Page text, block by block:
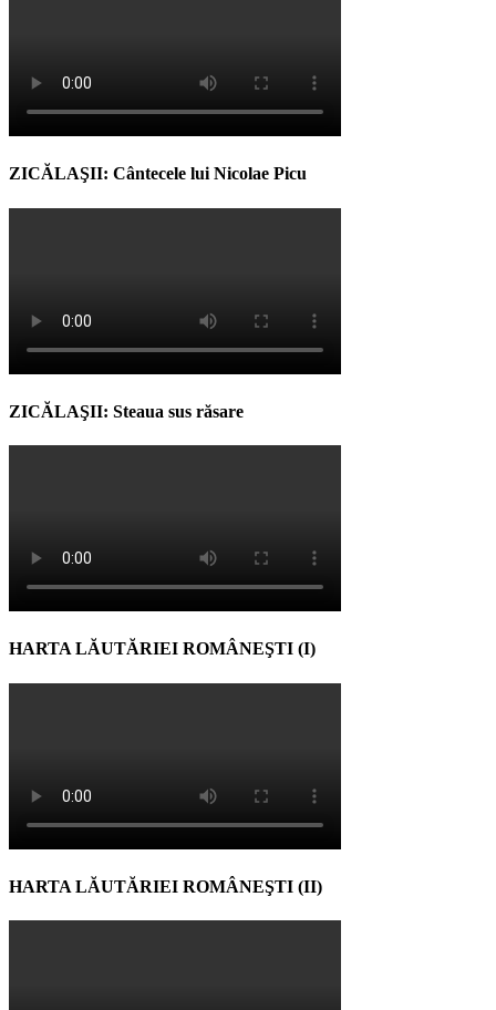
ZICĂLAŞII: Cântecele lui Nicolae Picu
ZICĂLAŞII: Steaua sus răsare
HARTA LĂUTĂRIEI ROMÂNEŞTI (I)
HARTA LĂUTĂRIEI ROMÂNEŞTI (II)